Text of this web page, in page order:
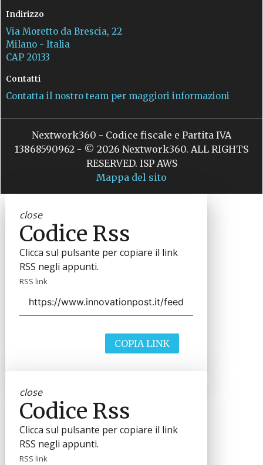
Indirizzo
Via Moretto da Brescia, 22
Milano - Italia
CAP 20133
Contatti
Contatta il nostro team per maggiori informazioni
Nextwork360 - Codice fiscale e Partita IVA
13868590962 - © 2026 Nextwork360. ALL RIGHTS
RESERVED. ISP AWS
Mappa del sito
close
Codice Rss
Clicca sul pulsante per copiare il link
RSS negli appunti.
RSS link
COPIA LINK
close
Codice Rss
Clicca sul pulsante per copiare il link
RSS negli appunti.
RSS link